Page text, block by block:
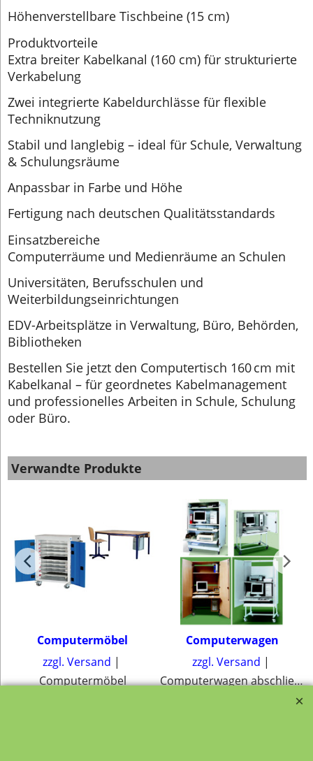
Höhenverstellbare Tischbeine (15 cm)
Produktvorteile
Extra breiter Kabelkanal (160 cm) für strukturierte
Verkabelung
Zwei integrierte Kabeldurchlässe für flexible
Techniknutzung
Stabil und langlebig – ideal für Schule, Verwaltung
& Schulungsräume
Anpassbar in Farbe und Höhe
Fertigung nach deutschen Qualitätsstandards
Einsatzbereiche
Computerräume und Medienräume an Schulen
Universitäten, Berufsschulen und
Weiterbildungseinrichtungen
EDV-Arbeitsplätze in Verwaltung, Büro, Behörden,
Bibliotheken
Bestellen Sie jetzt den Computertisch 160 cm mit
Kabelkanal – für geordnetes Kabelmanagement
und professionelles Arbeiten in Schule, Schulung
oder Büro.
Verwandte Produkte
Computermöbel
zzgl. Versand
Computermöbel
Computerwagen
zzgl. Versand
Computerwagen abschließbar und mobil